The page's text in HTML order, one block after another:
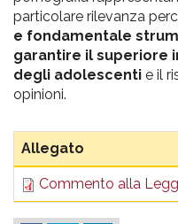
particolare rilevanza
e fondamentale
garantire il superiore
degli adolescenti e il
opinioni.
Allegato
Commento alla